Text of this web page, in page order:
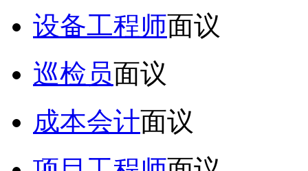
设备工程师面议
巡检员面议
成本会计面议